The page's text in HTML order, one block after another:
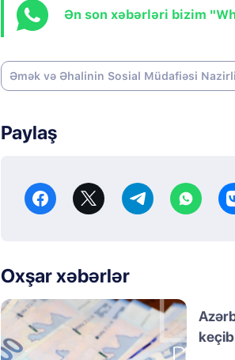
Ən son xəbərləri bizim
Əmək və Əhalinin Sosial Müdafiəsi
Paylaş
Oxşar xəbərlər
keçib